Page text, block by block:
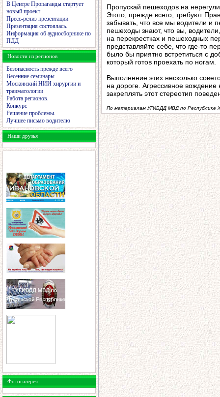
В Центре Пропаганды стартует
новый проект
Пресс-релиз презентации
Презентация состоялась.
Информация об аудиосборнике по
ПДД
Новости из регионов
Безопасность прежде всего
Весенние семинары
Московский НИИ хирургии и
травматологии
Работа регионов.
Конкурс
Решение проблемы.
Лучшее письмо водителю
Наши друзья
Фотогалерея
Пропускай пешеходов на
Этого, прежде всего, требуют
забывать, что все мы водители и
пешеходы знают, что вы,
на перекрестках и пешеходных
представляйте себе, что где-то
было бы приятно встретиться с
который готов проехать по ногам.
Выполнение этих несколько
на дороге. Агрессивное вождение
закреплять этот стереотип
По материалам УГИБДД МВД по Республике